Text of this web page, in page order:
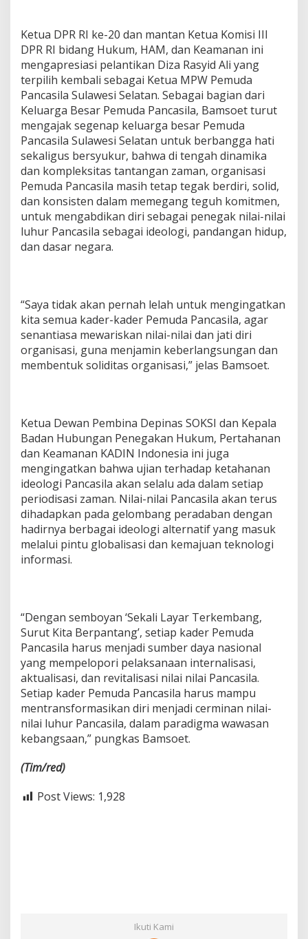
Ketua DPR RI ke-20 dan mantan Ketua Komisi III
DPR RI bidang Hukum, HAM, dan Keamanan ini
mengapresiasi pelantikan Diza Rasyid Ali yang
terpilih kembali sebagai Ketua MPW Pemuda
Pancasila Sulawesi Selatan. Sebagai bagian dari
Keluarga Besar Pemuda Pancasila, Bamsoet turut
mengajak segenap keluarga besar Pemuda
Pancasila Sulawesi Selatan untuk berbangga hati
sekaligus bersyukur, bahwa di tengah dinamika
dan kompleksitas tantangan zaman, organisasi
Pemuda Pancasila masih tetap tegak berdiri, solid,
dan konsisten dalam memegang teguh komitmen,
untuk mengabdikan diri sebagai penegak nilai-nilai
luhur Pancasila sebagai ideologi, pandangan hidup,
dan dasar negara.
“Saya tidak akan pernah lelah untuk mengingatkan
kita semua kader-kader Pemuda Pancasila, agar
senantiasa mewariskan nilai-nilai dan jati diri
organisasi, guna menjamin keberlangsungan dan
membentuk soliditas organisasi,” jelas Bamsoet.
Ketua Dewan Pembina Depinas SOKSI dan Kepala
Badan Hubungan Penegakan Hukum, Pertahanan
dan Keamanan KADIN Indonesia ini juga
mengingatkan bahwa ujian terhadap ketahanan
ideologi Pancasila akan selalu ada dalam setiap
periodisasi zaman. Nilai-nilai Pancasila akan terus
dihadapkan pada gelombang peradaban dengan
hadirnya berbagai ideologi alternatif yang masuk
melalui pintu globalisasi dan kemajuan teknologi
informasi.
“Dengan semboyan ‘Sekali Layar Terkembang,
Surut Kita Berpantang’, setiap kader Pemuda
Pancasila harus menjadi sumber daya nasional
yang mempelopori pelaksanaan internalisasi,
aktualisasi, dan revitalisasi nilai nilai Pancasila.
Setiap kader Pemuda Pancasila harus mampu
mentransformasikan diri menjadi cerminan nilai-
nilai luhur Pancasila, dalam paradigma wawasan
kebangsaan,” pungkas Bamsoet.
(Tim/red)
Post Views: 1,928
Ikuti Kami